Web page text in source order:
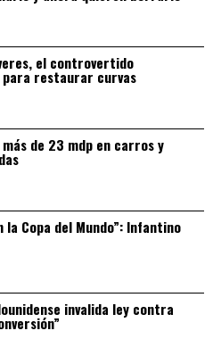
el controvertido
restaurar curvas
de 23 mdp en carros y
Copa del Mundo”: Infantino
invalida ley contra